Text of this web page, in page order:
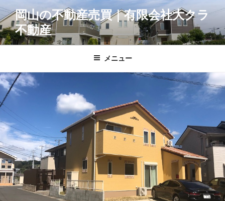
コ
ン
テ
ン
ス
キ
ッ
プ
岡山の不動産売買｜有限会社大クラ
不動産
メニュー